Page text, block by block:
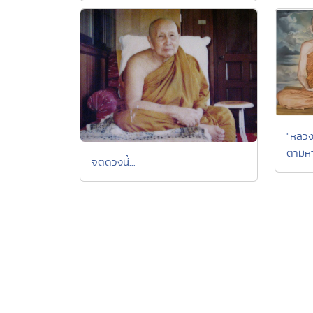
จิตดวงนี้...
"หลว
ตาม